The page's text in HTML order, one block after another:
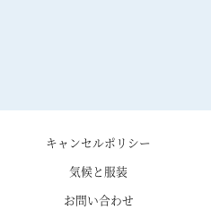
キャンセルポリシー
気候と服装
お問い合わせ